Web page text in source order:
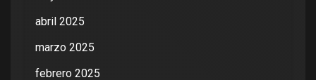
abril 2025
marzo 2025
febrero 2025